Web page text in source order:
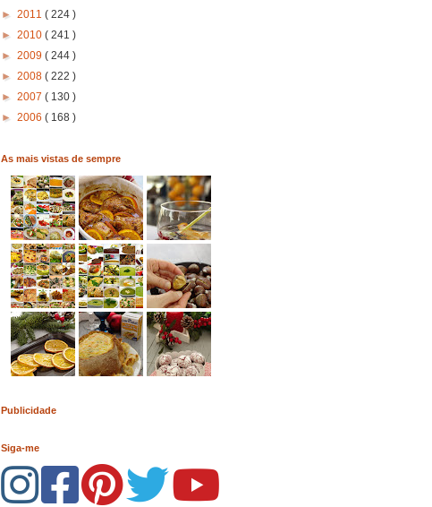
► 2011 ( 224 )
► 2010 ( 241 )
► 2009 ( 244 )
► 2008 ( 222 )
► 2007 ( 130 )
► 2006 ( 168 )
As mais vistas de sempre
Publicidade
Siga-me